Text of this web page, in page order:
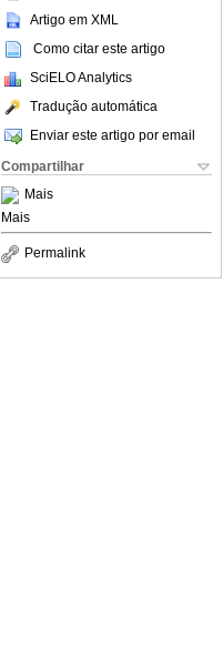
Artigo em XML
Como citar este artigo
SciELO Analytics
Tradução automática
Enviar este artigo por email
Compartilhar
Mais
Mais
Permalink